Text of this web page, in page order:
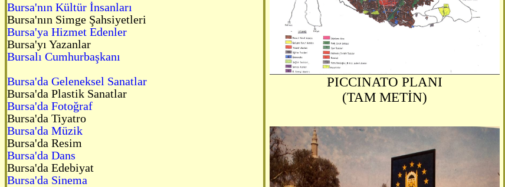
Bursa'nın Kültür İnsanları
Bursa'nın Simge Şahsiyetleri
Bursa'ya Hizmet Edenler
Bursa'yı Yazanlar
Bursalı Cumhurbaşkanı
Bursa'da Geleneksel Sanatlar
Bursa'da Plastik Sanatlar
Bursa'da Fotoğraf
Bursa'da Tiyatro
Bursa'da Müzik
Bursa'da Resim
Bursa'da Dans
Bursa'da Edebiyat
Bursa'da Sinema
PICCINATO PLANI
(TAM METİN)